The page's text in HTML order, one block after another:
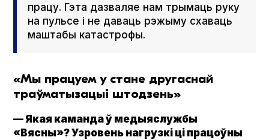
працу. Гэта дазваляе нам трымаць руку
на пульсе і не даваць рэжыму схаваць
маштабы катастрофы.
«Мы працуем у стане другаснай
траўматызацыі штодзень»
— Якая каманда ў медыяслужбы
«Вясны»? Узровень нагрузкі ці працоўны